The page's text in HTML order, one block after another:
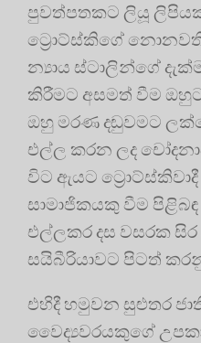
පුවත්පතකට ලියූ
ට්‍රොට්ස්කිගේ
න්‍යාය ස්ටාලින්ගේ
කිරීමට අසමත් වීම
ඔහු මරණ දඬුවමට
එල්ල කරන ලද
විට ඇයට
සාමාජිකයකු වීම
එල්ලකර දස වසරක සිර
සයිබීරියාවට පිටත්
එහිදී හමුවන සුළුතර
වෛද්‍යවරයකුගේ